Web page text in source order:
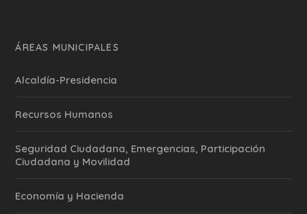
ÁREAS MUNICIPALES
Alcaldía-Presidencia
Recursos Humanos
Seguridad Ciudadana, Emergencias, Participación
Ciudadana y Movilidad
Economía y Hacienda